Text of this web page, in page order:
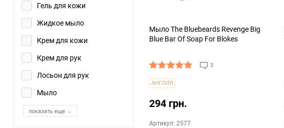
Гель для кожи
Жидкое мыло
Крем для кожи
Крем для рук
Лосьон для рук
Мыло
показать еще
Мыло The Bluebeards Revenge Big
Blue Bar Of Soap For Blokes
3
АНГЛИЯ
294 грн.
Артикул: 2577